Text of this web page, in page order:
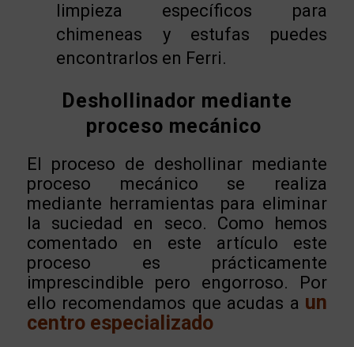
limpieza específicos para
chimeneas y estufas puedes
encontrarlos en Ferri.
Deshollinador mediante
proceso mecánico
El proceso de deshollinar mediante
proceso mecánico se realiza
mediante herramientas para eliminar
la suciedad en seco. Como hemos
comentado en este artículo este
proceso es prácticamente
imprescindible pero engorroso. Por
ello recomendamos que acudas a un
centro especializado